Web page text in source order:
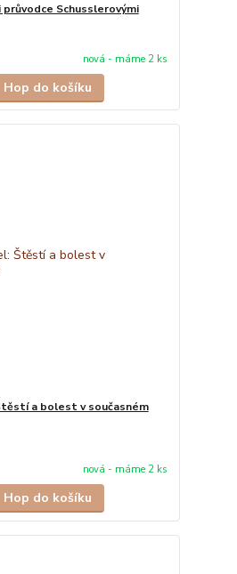
Schusslerovými
nová - máme 2 ks
Hop do košíku
a bolest v současném
nová - máme 2 ks
Hop do košíku